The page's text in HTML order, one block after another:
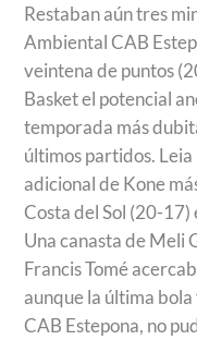
Restaban aún tres
Ambiental CAB
veintena de puntos
Basket el potencial
temporada más
últimos partidos.
adicional de Kone
Costa del Sol (20-17)
Una canasta de Meli
Francis Tomé
aunque la última
CAB Estepona, no